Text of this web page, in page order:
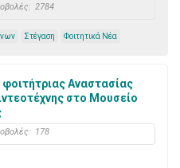
2784
Στέγαση Φοιτητικά Νέα
Αναστασίας
στο Μουσείο
178